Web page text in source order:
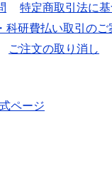
特定商取引法に
科研費払い取引のご
ご注文の取り消し
ページ